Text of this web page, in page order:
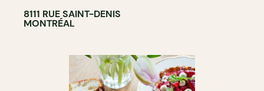
8111 RUE SAINT-DENIS
MONTRÉAL